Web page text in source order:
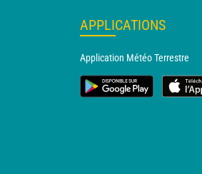
APPLICATIONS
Application Météo Terrestre